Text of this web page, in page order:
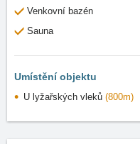
Venkovní bazén
Sauna
Umístění objektu
U lyžařských vleků (800m)